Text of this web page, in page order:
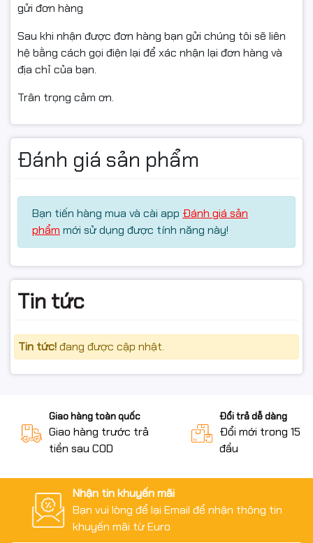
gửi đơn hàng
Sau khi nhận được đơn hàng bạn gửi chúng tôi sẽ liên
hệ bằng cách gọi điện lại để xác nhận lại đơn hàng và
địa chỉ của bạn.
Trân trọng cảm ơn.
Đánh giá sản phẩm
Bạn tiến hàng mua và cài app Đánh giá sản
phẩm mới sử dụng được tính năng này!
Tin tức
Tin tức!đang được cập nhật.
Giao hàng toàn quốc
Giao hàng trước trả
tiền sau COD
Đổi trả dễ dàng
Đổi mới trong 15
đầu
Nhận tin khuyến mãi
Bạn vui lòng để lại Email để nhận thông tin
khuyến mãi từ Euro